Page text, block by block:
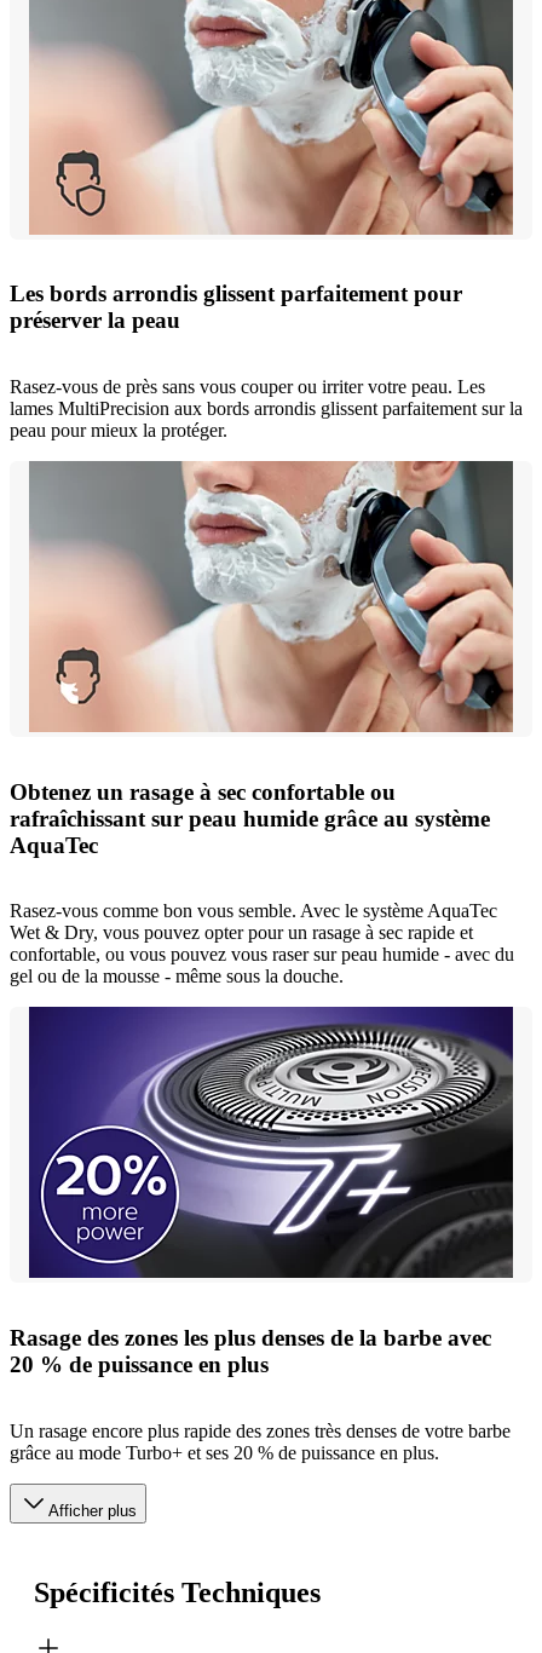
Les bords arrondis glissent parfaitement pour
préserver la peau
Rasez-vous de près sans vous couper ou irriter votre peau. Les
lames MultiPrecision aux bords arrondis glissent parfaitement sur la
peau pour mieux la protéger.
Obtenez un rasage à sec confortable ou
rafraîchissant sur peau humide grâce au système
AquaTec
Rasez-vous comme bon vous semble. Avec le système AquaTec
Wet & Dry, vous pouvez opter pour un rasage à sec rapide et
confortable, ou vous pouvez vous raser sur peau humide - avec du
gel ou de la mousse - même sous la douche.
Rasage des zones les plus denses de la barbe avec
20 % de puissance en plus
Un rasage encore plus rapide des zones très denses de votre barbe
grâce au mode Turbo+ et ses 20 % de puissance en plus.
Afficher plus
Spécificités Techniques